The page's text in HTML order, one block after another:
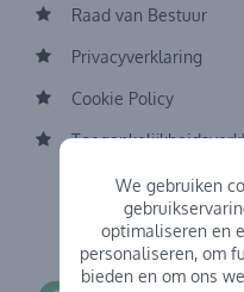
Raad van Bestuur
Privacyverklaring
Cookie Policy
We gebruiken
optimaliseren en
personaliseren, om
bieden en om ons